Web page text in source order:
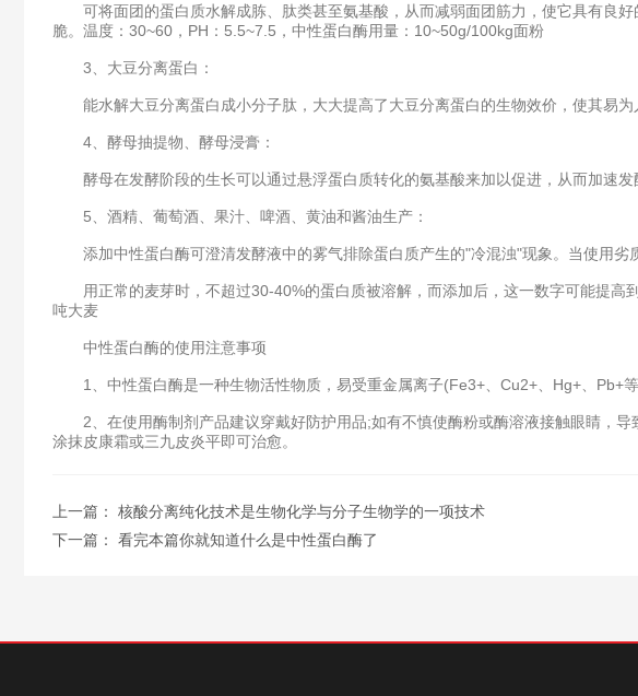
可将面团的蛋白质水解成胨、肽类甚至氨基酸，从而减弱面团筋力，使它具有良好
脆。温度：30~60，PH：5.5~7.5，中性蛋白酶用量：10~50g/100kg面粉
3、大豆分离蛋白：
能水解大豆分离蛋白成小分子肽，大大提高了大豆分离蛋白的生物效价，使其易为
4、酵母抽提物、酵母浸膏：
酵母在发酵阶段的生长可以通过悬浮蛋白质转化的氨基酸来加以促进，从而加速发
5、酒精、葡萄酒、果汁、啤酒、黄油和酱油生产：
添加中性蛋白酶可澄清发酵液中的雾气排除蛋白质产生的"冷混浊"现象。当使用劣
用正常的麦芽时，不超过30-40%的蛋白质被溶解，而添加后，这一数字可能提高
吨大麦
中性蛋白酶的使用注意事项
1、中性蛋白酶是一种生物活性物质，易受重金属离子(Fe3+、Cu2+、Hg+、Pb+等
2、在使用酶制剂产品建议穿戴好防护用品;如有不慎使酶粉或酶溶液接触眼睛，导
涂抹皮康霜或三九皮炎平即可治愈。
上一篇： 核酸分离纯化技术是生物化学与分子生物学的一项技术
下一篇： 看完本篇你就知道什么是中性蛋白酶了